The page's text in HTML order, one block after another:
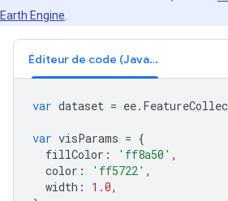
Earth Engine
Éditeur de code (JavaScript)
var dataset = ee.
var visParams = {
fillColor : 'ff8a50' ,
color : 'ff5722' ,
width : 1.0,